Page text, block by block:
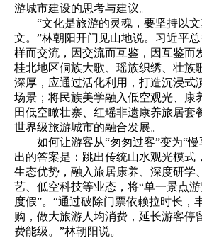
游城市建设的思考与建议。
“文化是旅游的灵魂，要坚持以文
文。”林朝阳开门见山地说。习近平
样而交流，因交流而互鉴，因互鉴而
桂北地区侗族大歌、瑶族织绣、壮族
深厚，应通过活化利用，打造沉浸式
场景；将民族美学融入低空观光、康
田低空瞰壮寨、红瑶非遗康养旅居套
世界级旅游城市的融合发展。
如何让游客从“匆匆过客”变为“慢
出的答案是：跳出传统山水观光模式
生态优势，融入旅居康养、深度研学
艺、低空科技等业态，将“单一景点
度假”。“通过破除门票依赖拉时长，
购，做大旅游人均消费，延长游客停
费能级。”林朝阳说。